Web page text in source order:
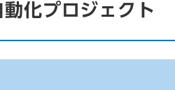
化プロジェクト